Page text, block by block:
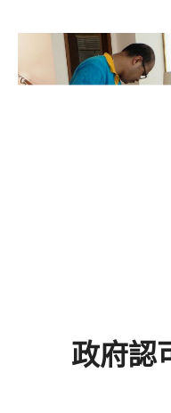
政府認